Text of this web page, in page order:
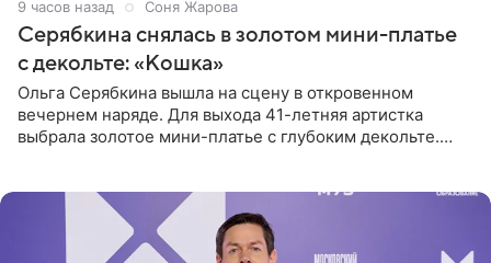
9 часов назад Соня Жарова
Серябкина снялась в золотом мини-платье
с декольте: «Кошка»
Ольга Серябкина вышла на сцену в откровенном
вечернем наряде. Для выхода 41-летняя артистка
выбрала золотое мини-платье с глубоким декольте.